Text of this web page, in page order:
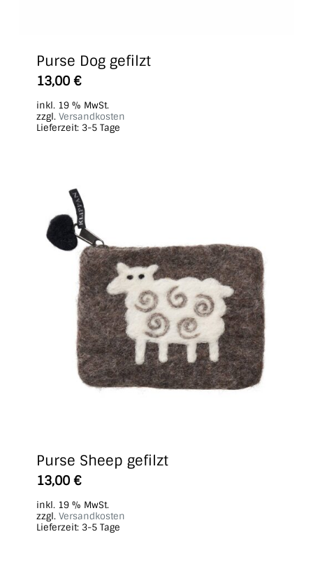
Purse Dog gefilzt
13,00 €
inkl. 19 % MwSt.
zzgl. Versandkosten
Lieferzeit: 3-5 Tage
Purse Sheep gefilzt
13,00 €
inkl. 19 % MwSt.
zzgl. Versandkosten
Lieferzeit: 3-5 Tage